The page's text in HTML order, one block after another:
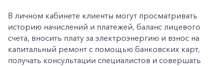
В личном кабинете клиенты могут просматривать
историю начислений и платежей, баланс лицевого
счета, вносить плату за электроэнергию и взнос на
капитальный ремонт с помощью банковских карт,
получать консультации специалистов и совершать